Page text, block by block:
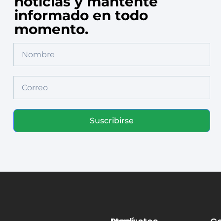
informado en todo
momento.
Suscribirse